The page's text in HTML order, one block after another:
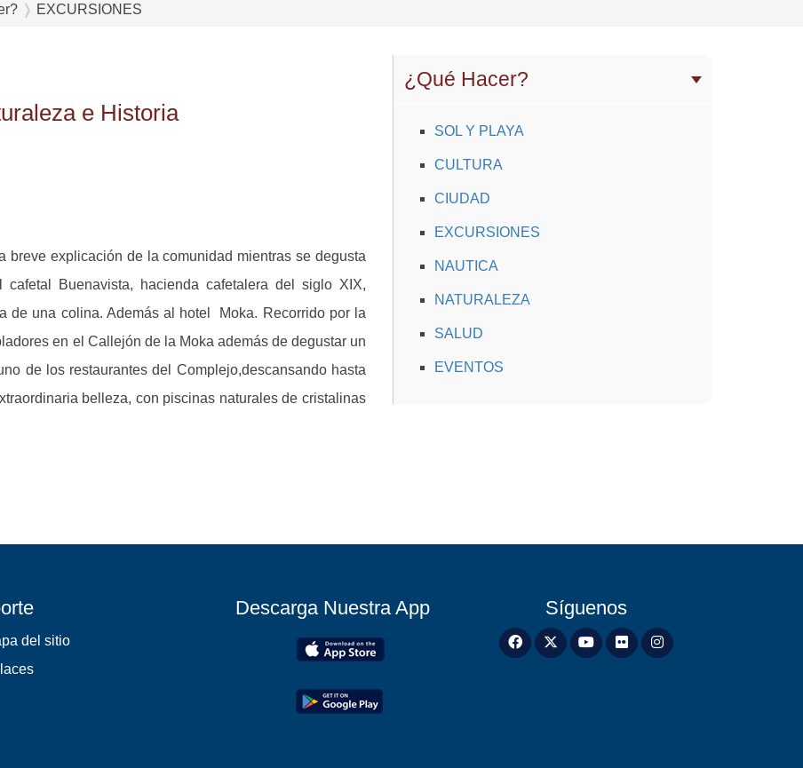
EXCURSIONES
¿Qué Hacer?
SOL Y PLAYA
CULTURA
CIUDAD
EXCURSIONES
NAUTICA
NATURALEZA
SALUD
EVENTOS
e Historia
breve explicación de la comunidad mientras se degusta
Buenavista, hacienda cafetalera del siglo XIX,
de una colina. Además al hotel Moka. Recorrido por la
en el Callejón de la Moka además de degustar un
de los restaurantes del Complejo,descansando hasta
belleza, con piscinas naturales de cristalinas
del sitio
Descarga Nuestra App Síguenos